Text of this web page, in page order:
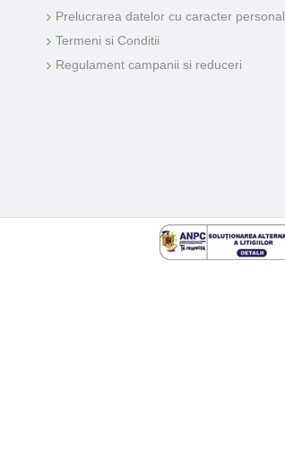
Prelucrarea datelor cu caracter personal
Termeni si Conditii
Regulament campanii si reduceri